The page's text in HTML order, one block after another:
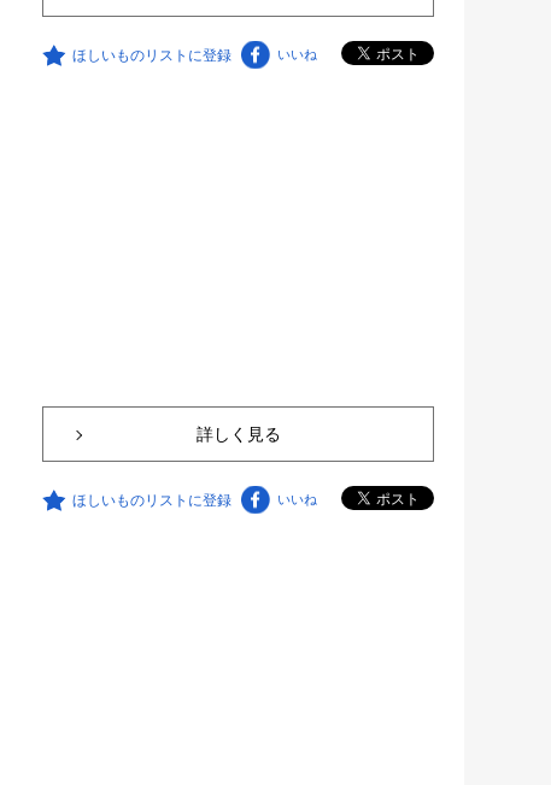
ほしいものリストに登録 いいね
詳しく見る
ほしいものリストに登録 いいね